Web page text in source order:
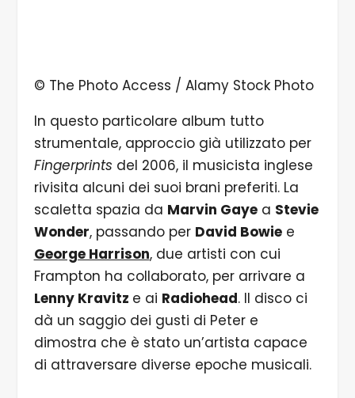
© The Photo Access / Alamy Stock Photo
In questo particolare album tutto
strumentale, approccio già utilizzato per
Fingerprints del 2006, il musicista inglese
rivisita alcuni dei suoi brani preferiti. La
scaletta spazia da Marvin Gayea Stevie
Wonder, passando per David Bowiee
George Harrison, due artisti con cui
Frampton ha collaborato, per arrivare a
Lenny Kravitz e ai Radiohead. Il disco ci
dà un saggio dei gusti di Peter e
dimostra che è stato un’artista capace
di attraversare diverse epoche musicali.